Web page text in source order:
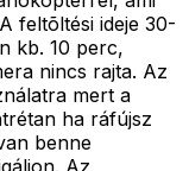
feltõltési ideje 30-
kb. 10 perc,
nincs rajta. Az
mert a
ha ráfújsz
benne